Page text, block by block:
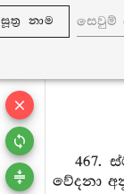
සූත්‍ර නාම
467.
වේදනා